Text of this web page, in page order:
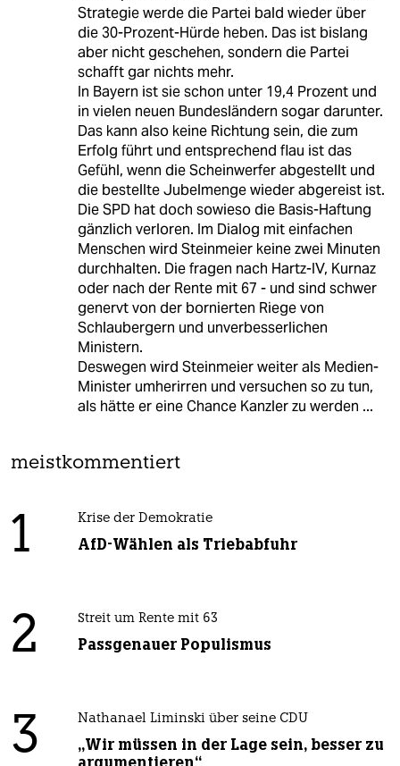
Strategie werde die Partei bald wieder über
die 30-Prozent-Hürde heben. Das ist bislang
aber nicht geschehen, sondern die Partei
schafft gar nichts mehr.
In Bayern ist sie schon unter 19,4 Prozent und
in vielen neuen Bundesländern sogar darunter.
Das kann also keine Richtung sein, die zum
Erfolg führt und entsprechend flau ist das
Gefühl, wenn die Scheinwerfer abgestellt und
die bestellte Jubelmenge wieder abgereist ist.
Die SPD hat doch sowieso die Basis-Haftung
gänzlich verloren. Im Dialog mit einfachen
Menschen wird Steinmeier keine zwei Minuten
durchhalten. Die fragen nach Hartz-IV, Kurnaz
oder nach der Rente mit 67 - und sind schwer
genervt von der bornierten Riege von
Schlaubergern und unverbesserlichen
Ministern.
Deswegen wird Steinmeier weiter als Medien-
Minister umherirren und versuchen so zu tun,
als hätte er eine Chance Kanzler zu werden ...
meistkommentiert
1 Krise der Demokratie
AfD-Wählen als Triebabfuhr
2 Streit um Rente mit 63
Passgenauer Populismus
3 Nathanael Liminski über seine CDU
„Wir müssen in der Lage sein, besser zu